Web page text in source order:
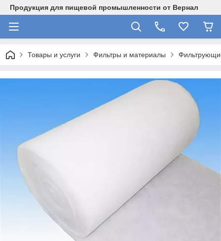
Продукция для пищевой промышленности от Вернал
Товары и услуги Фильтры и материалы